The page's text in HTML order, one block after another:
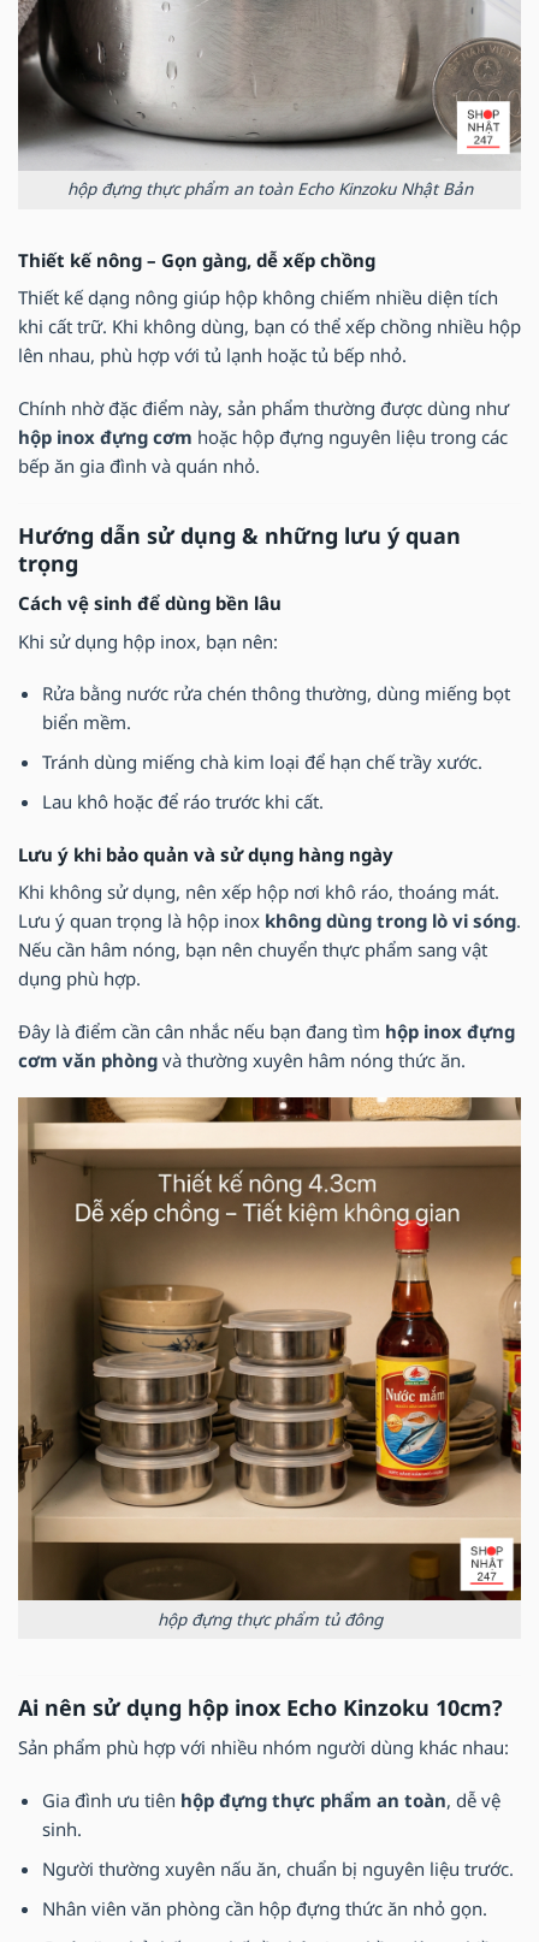
hộp đựng thực phẩm an toàn Echo Kinzoku Nhật Bản
Thiết kế nông – Gọn gàng, dễ xếp chồng
Thiết kế dạng nông giúp hộp không chiếm nhiều diện tích
khi cất trữ. Khi không dùng, bạn có thể xếp chồng nhiều hộp
lên nhau, phù hợp với tủ lạnh hoặc tủ bếp nhỏ.
Chính nhờ đặc điểm này, sản phẩm thường được dùng như
hộp inox đựng cơm hoặc hộp đựng nguyên liệu trong các
bếp ăn gia đình và quán nhỏ.
Hướng dẫn sử dụng & những lưu ý quan
trọng
Cách vệ sinh để dùng bền lâu
Khi sử dụng hộp inox, bạn nên:
Rửa bằng nước rửa chén thông thường, dùng miếng bọt
biển mềm.
Tránh dùng miếng chà kim loại để hạn chế trầy xước.
Lau khô hoặc để ráo trước khi cất.
Lưu ý khi bảo quản và sử dụng hàng ngày
Khi không sử dụng, nên xếp hộp nơi khô ráo, thoáng mát.
Lưu ý quan trọng là hộp inox không dùng trong lò vi sóng.
Nếu cần hâm nóng, bạn nên chuyển thực phẩm sang vật
dụng phù hợp.
Đây là điểm cần cân nhắc nếu bạn đang tìm hộp inox đựng
cơm văn phòng và thường xuyên hâm nóng thức ăn.
hộp đựng thực phẩm tủ đông
Ai nên sử dụng hộp inox Echo Kinzoku 10cm?
Sản phẩm phù hợp với nhiều nhóm người dùng khác nhau:
Gia đình ưu tiên hộp đựng thực phẩm an toàn, dễ vệ
sinh.
Người thường xuyên nấu ăn, chuẩn bị nguyên liệu trước.
Nhân viên văn phòng cần hộp đựng thức ăn nhỏ gọn.